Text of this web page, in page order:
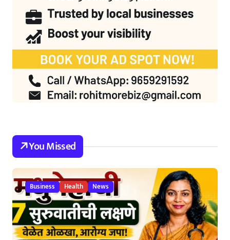
You Missed
Business Health News